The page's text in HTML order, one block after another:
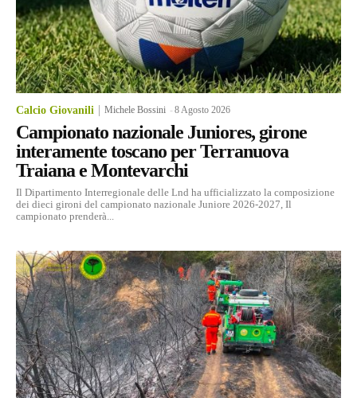
Calcio Giovanili Michele Bossini -8 Agosto 2026
Campionato nazionale Juniores, girone
interamente toscano per Terranuova
Traiana e Montevarchi
Il Dipartimento Interregionale delle Lnd ha ufficializzato la composizione
dei dieci gironi del campionato nazionale Juniore 2026-2027, Il
campionato prenderà...